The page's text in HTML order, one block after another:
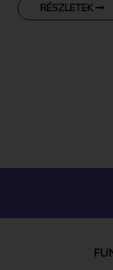
RÉSZLETEK